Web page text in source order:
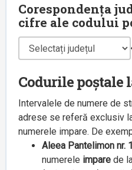
Corespondența
cifre ale codului
Codurile poștale
Intervalele de numere de
adrese se referă exclusiv
numerele impare. De
Aleea Pantelimon nr.
numerele impare de